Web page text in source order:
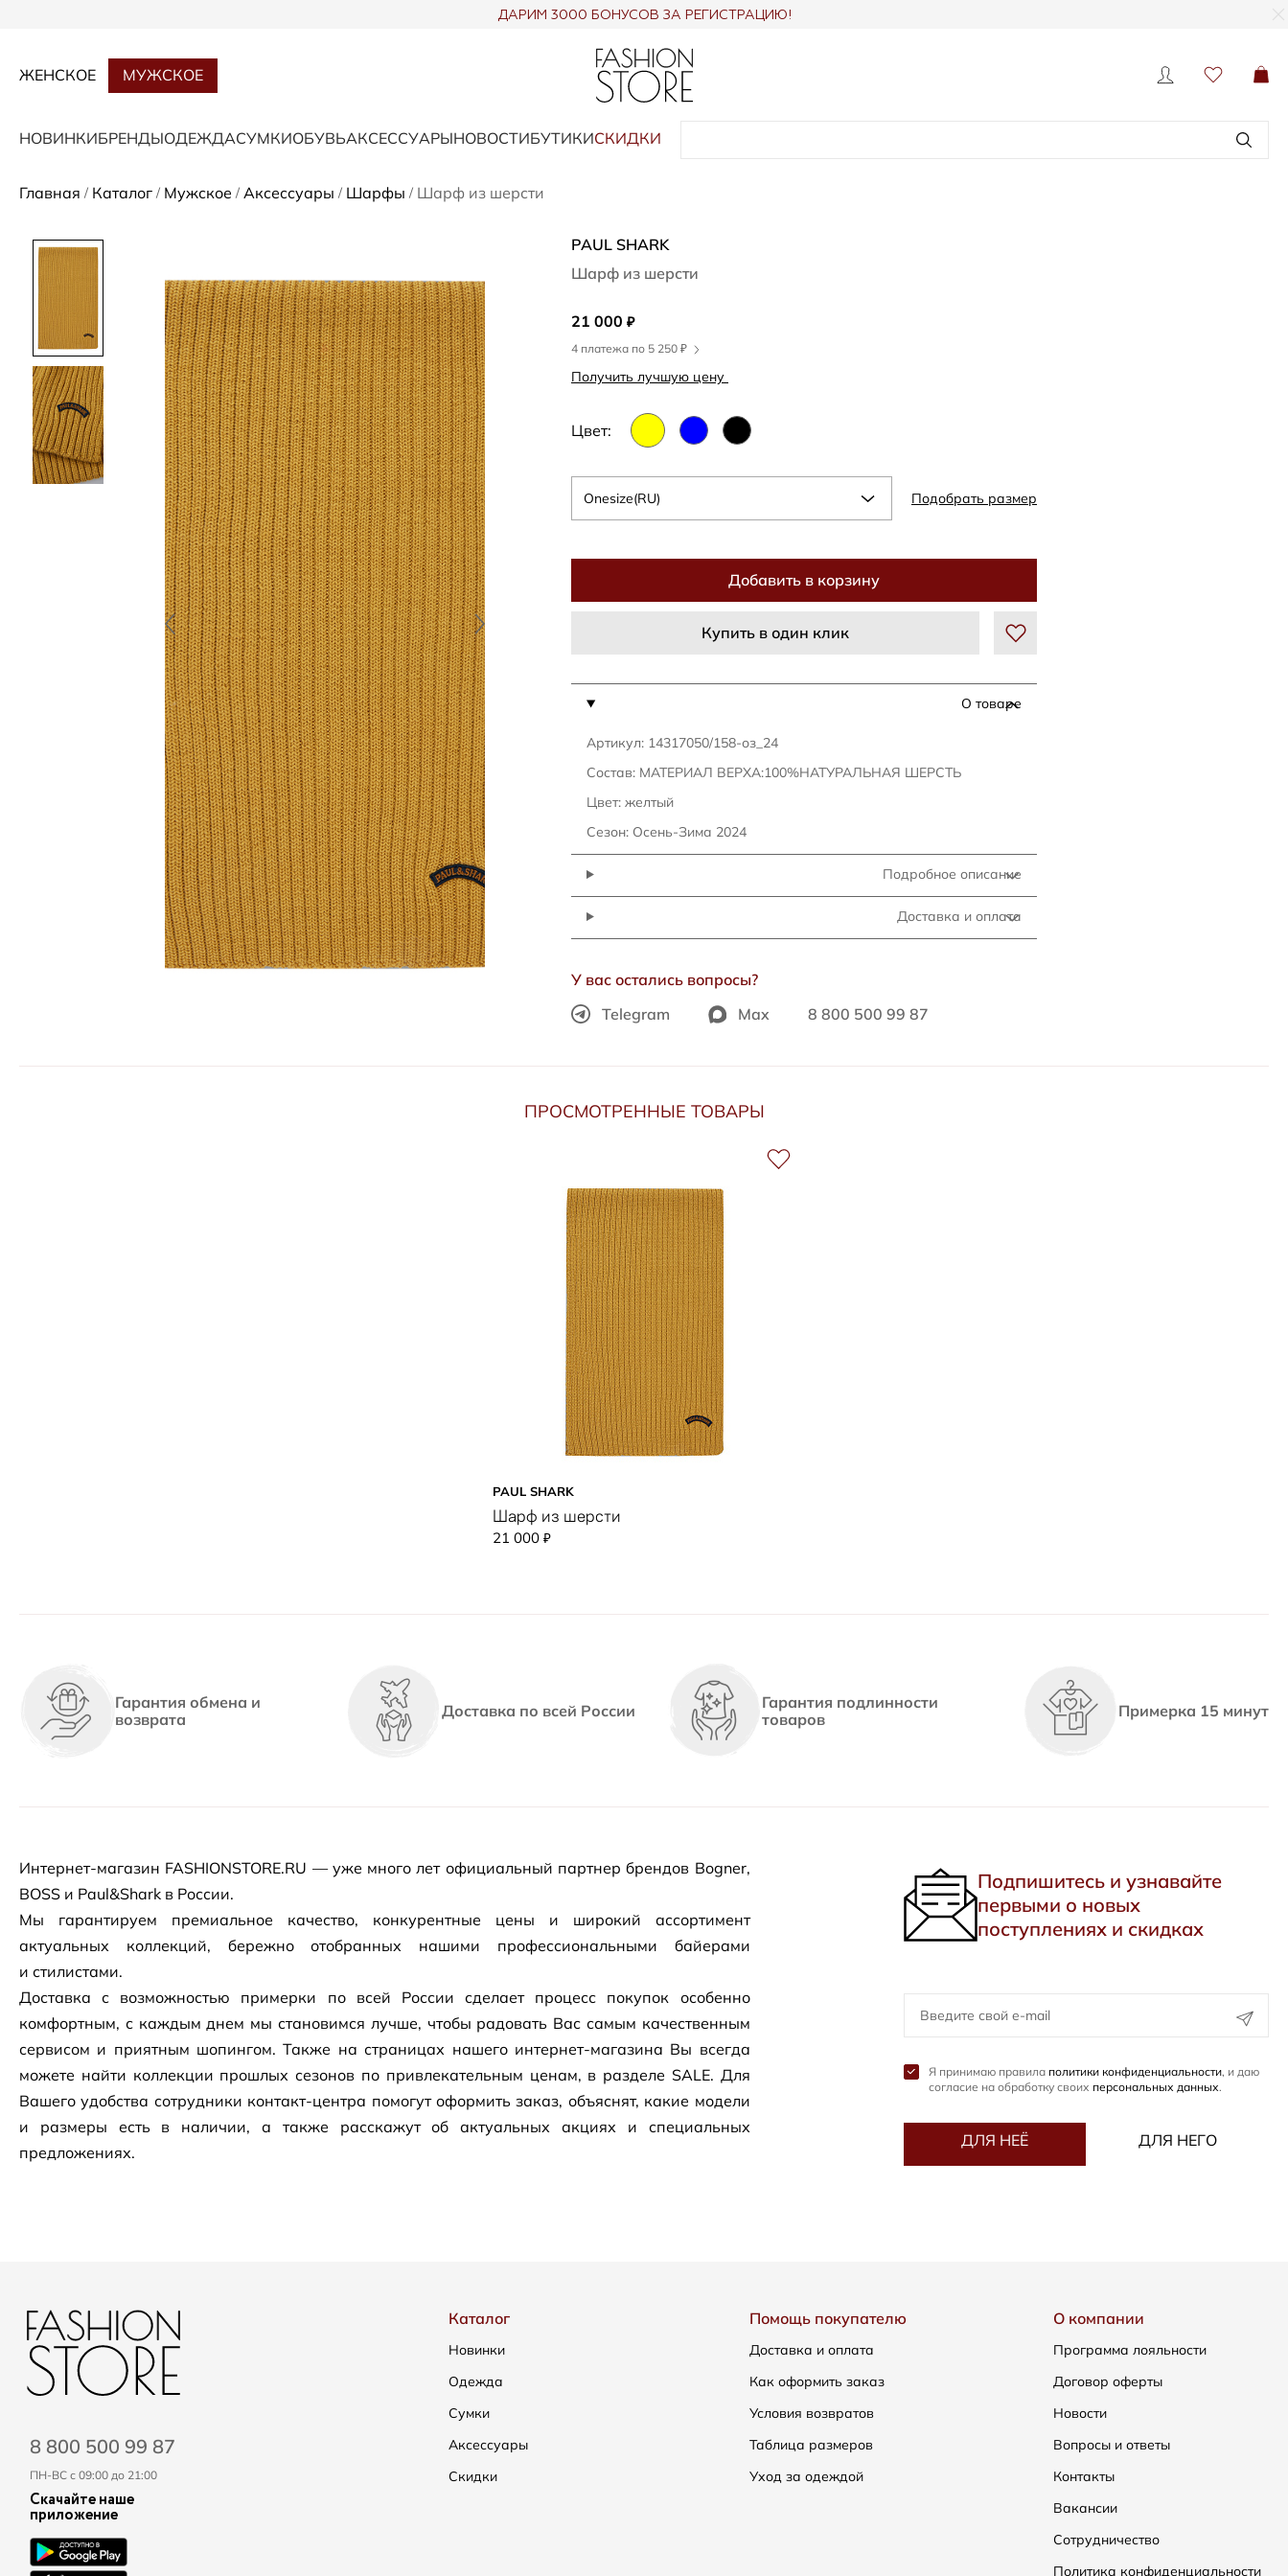
ДАРИМ 3000 БОНУСОВ ЗА РЕГИСТРАЦИЮ!
ЖЕНСКОЕ МУЖСКОЕ
НОВИНКИБРЕНДЫОДЕЖДАСУМКИОБУВЬАКСЕССУАРЫНОВОСТИБУТИКИСКИДКИ
Главная / Каталог / Мужское / Аксессуары / Шарфы / Шарф из шерсти
PAUL SHARK
Шарф из шерсти
21 000 ₽
4 платежа по 5 250 ₽
Получить лучшую цену
Цвет:
Onesize(RU) Подобрать размер
Добавить в корзину
Купить в один клик
О товаре
Артикул: 14317050/158-оз_24
Состав: МАТЕРИАЛ ВЕРХА:100%НАТУРАЛЬНАЯ ШЕРСТЬ
Цвет: желтый
Сезон: Осень-Зима 2024
Подробное описание
Доставка и оплата
У вас остались вопросы?
Telegram
Max 8 800 500 99 87
ПРОСМОТРЕННЫЕ ТОВАРЫ
PAUL SHARK
Шарф из шерсти
21 000 ₽
Гарантия обмена и
возврата
Доставка по всей России
Гарантия подлинности
товаров
Примерка 15 минут
Интернет-магазин FASHIONSTORE.RU — уже много лет официальный партнер брендов Bogner,
BOSS и Paul&Shark в России.
Мы гарантируем премиальное качество, конкурентные цены и широкий ассортимент
актуальных коллекций, бережно отобранных нашими профессиональными байерами
и стилистами.
Доставка с возможностью примерки по всей России сделает процесс покупок особенно
комфортным, с каждым днем мы становимся лучше, чтобы радовать Вас самым качественным
сервисом и приятным шопингом. Также на страницах нашего интернет-магазина Вы всегда
можете найти коллекции прошлых сезонов по привлекательным ценам, в разделе SALE. Для
Вашего удобства сотрудники контакт-центра помогут оформить заказ, объяснят, какие модели
и размеры есть в наличии, а также расскажут об актуальных акциях и специальных
предложениях.
Подпишитесь и узнавайте
первыми о новых
поступлениях и скидках
Я принимаю правила политики конфиденциальности, и даю
согласие на обработку своих персональных данных.
ДЛЯ НЕЁ ДЛЯ НЕГО
8 800 500 99 87
ПН-ВС с 09:00 до 21:00
Скачайте наше
приложение
Каталог
Новинки
Одежда
Сумки
Аксессуары
Скидки
Помощь покупателю
Доставка и оплата
Как оформить заказ
Условия возвратов
Таблица размеров
Уход за одеждой
О компании
Программа лояльности
Договор оферты
Новости
Вопросы и ответы
Контакты
Вакансии
Сотрудничество
Политика конфиденциальности